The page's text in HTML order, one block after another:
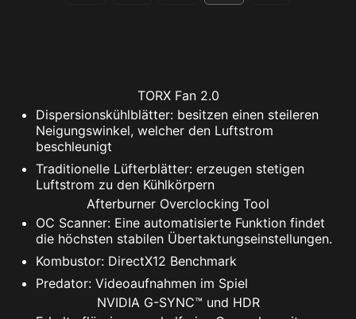
TORX Fan 2.0
Dispersionskühlblätter: besitzen einen steileren
Neigungswinkel, welcher den Luftstrom
beschleunigt
Traditionelle Lüfterblätter: erzeugen stetigen
Luftstrom zu den Kühlkörpern
Afterburner Overclocking Tool
OC Scanner: Eine automatisierte Funktion findet
die höchsten stabilen Übertaktungseinstellungen.
Kombustor: DirectX12 Benchmark
Predator: Videoaufnahmen im Spiel
NVIDIA G-SYNC™ und HDR